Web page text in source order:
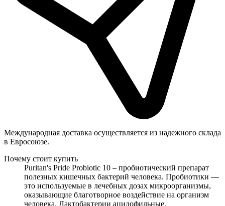
Международная доставка осуществляется из надежного склада
в Евросоюзе.
Почему стоит купить
Puritan's Pride Probiotic 10 – пробиотический препарат
полезных кишечных бактерий человека. Пробиотики —
это используемые в лечебных дозах микроорганизмы,
оказывающие благотворное воздействие на организм
человека. Лактобактерии ацидофильные,